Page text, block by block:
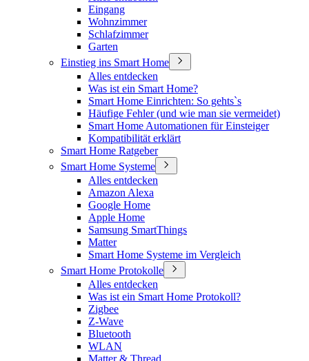
Eingang
Wohnzimmer
Schlafzimmer
Garten
Einstieg ins Smart Home
Alles entdecken
Was ist ein Smart Home?
Smart Home Einrichten: So gehts`s
Häufige Fehler (und wie man sie vermeidet)
Smart Home Automationen für Einsteiger
Kompatibilität erklärt
Smart Home Ratgeber
Smart Home Systeme
Alles entdecken
Amazon Alexa
Google Home
Apple Home
Samsung SmartThings
Matter
Smart Home Systeme im Vergleich
Smart Home Protokolle
Alles entdecken
Was ist ein Smart Home Protokoll?
Zigbee
Z-Wave
Bluetooth
WLAN
Matter & Thread